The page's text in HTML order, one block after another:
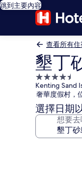
跳到主要內容
查看所有住
墾丁
4.5
星
級
住
宿
Kenting Sand
奢華度假村，
選擇日期
想要去